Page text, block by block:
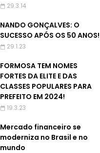
29.3.14
NANDO GONÇALVES: O
SUCESSO APÓS OS 50 ANOS!
29.1.23
FORMOSA TEM NOMES
FORTES DA ELITE E DAS
CLASSES POPULARES PARA
PREFEITO EM 2024!
19.3.23
Mercado financeiro se
moderniza no Brasil e no
mundo